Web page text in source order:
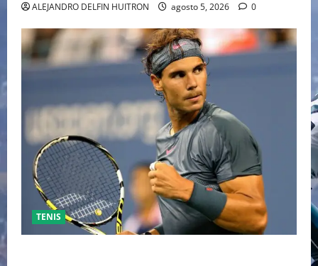
ALEJANDRO DELFIN HUITRON agosto 5, 2026 0
TENIS